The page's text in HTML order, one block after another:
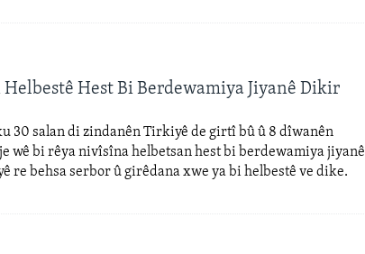
Hest Bi Berdewamiya Jiyanê Dikir
30 salan di zindanên Tirkiyê de girtî bû û 8 dîwanên
wê bi rêya nivîsîna helbetsan hest bi berdewamiya jiyanê
re behsa serbor û girêdana xwe ya bi helbestê ve dike.